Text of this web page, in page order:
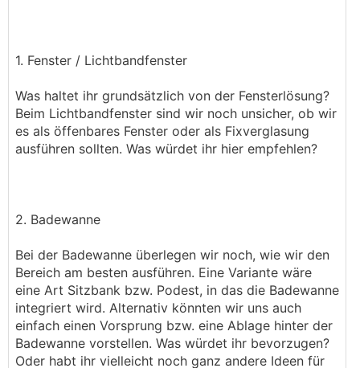
1. Fenster / Lichtbandfenster
Was haltet ihr grundsätzlich von der Fensterlösung?
Beim Lichtbandfenster sind wir noch unsicher, ob wir
es als öffenbares Fenster oder als Fixverglasung
ausführen sollten. Was würdet ihr hier empfehlen?
2. Badewanne
Bei der Badewanne überlegen wir noch, wie wir den
Bereich am besten ausführen. Eine Variante wäre
eine Art Sitzbank bzw. Podest, in das die Badewanne
integriert wird. Alternativ könnten wir uns auch
einfach einen Vorsprung bzw. eine Ablage hinter der
Badewanne vorstellen. Was würdet ihr bevorzugen?
Oder habt ihr vielleicht noch ganz andere Ideen für